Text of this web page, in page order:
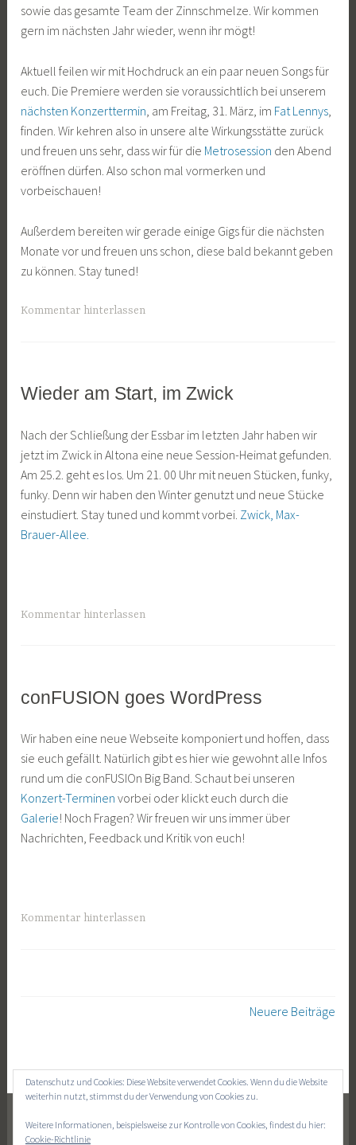
b
r
a
r
2
0
1
7
c
h
sowie das gesamte Team der Zinnschmelze. Wir kommen
gern im nächsten Jahr wieder, wenn ihr mögt!
Aktuell feilen wir mit Hochdruck an ein paar neuen Songs für
euch. Die Premiere werden sie voraussichtlich bei unserem
nächsten Konzerttermin, am Freitag, 31. März, im Fat Lennys,
finden. Wir kehren also in unsere alte Wirkungsstätte zurück
und freuen uns sehr, dass wir für die Metrosession den Abend
eröffnen dürfen. Also schon mal vormerken und
vorbeischauen!
Außerdem bereiten wir gerade einige Gigs für die nächsten
Monate vor und freuen uns schon, diese bald bekannt geben
zu können. Stay tuned!
Kommentar hinterlassen
ALLGEMEIN
Wieder am Start, im Zwick
8
.
J
a
n
u
0
a
n
K
o
c
h
Nach der Schließung der Essbar im letzten Jahr haben wir
jetzt im Zwick in Altona eine neue Session-Heimat gefunden.
Am 25.2. geht es los. Um 21. 00 Uhr mit neuen Stücken, funky,
funky. Denn wir haben den Winter genutzt und neue Stücke
einstudiert. Stay tuned und kommt vorbei. Zwick, Max-
Brauer-Allee.
Kommentar hinterlassen
ALLGEMEIN
conFUSION goes WordPress
7
.
O
k
t
o
2
a
n
K
o
c
h
Wir haben eine neue Webseite komponiert und hoffen, dass
sie euch gefällt. Natürlich gibt es hier wie gewohnt alle Infos
rund um die conFUSIOn Big Band. Schaut bei unseren
Konzert-Terminen vorbei oder klickt euch durch die
Galerie! Noch Fragen? Wir freuen wir uns immer über
Nachrichten, Feedback und Kritik von euch!
Kommentar hinterlassen
Neuere Beiträge
FACEBOOK
YOUTUBE
Datenschutz und Cookies: Diese Website verwendet Cookies. Wenn du die Website
weiterhin nutzt, stimmst du der Verwendung von Cookies zu.
Weitere Informationen, beispielsweise zur Kontrolle von Cookies, findest du hier:
Cookie-Richtlinie